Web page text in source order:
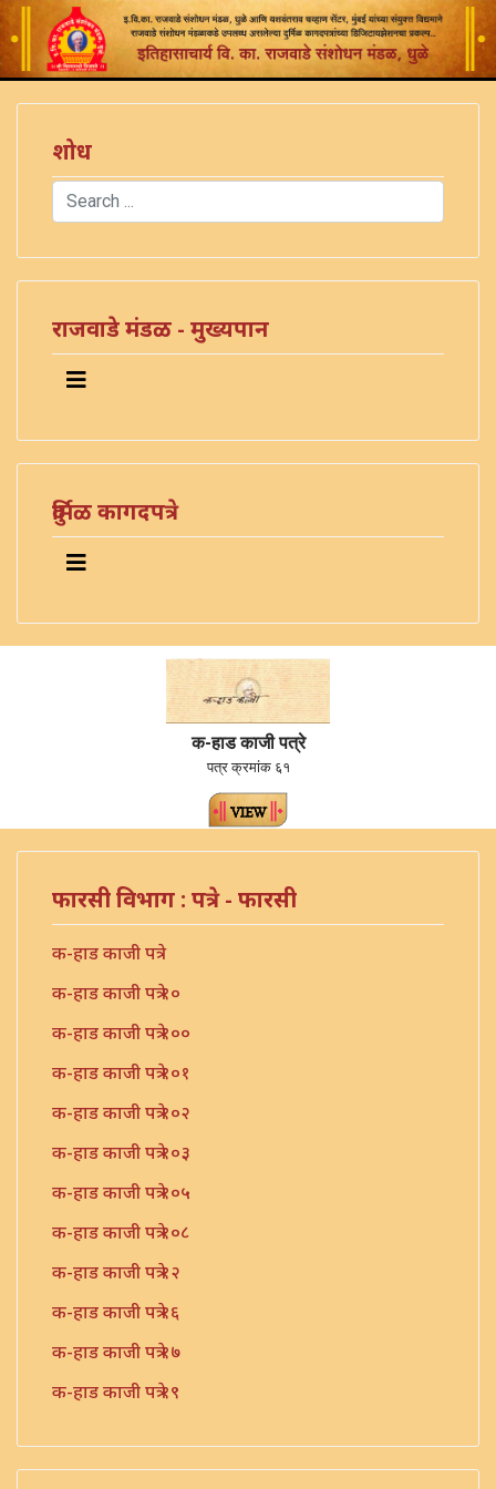
शोध
Search
राजवाडे मंडळ - मुख्यपान
दुर्मिळ कागदपत्रे
क-हाड काजी पत्रे
पत्र क्रमांक ६१
फारसी विभाग : पत्रे - फारसी
क-हाड काजी पत्रे
क-हाड काजी पत्रे १०
क-हाड काजी पत्रे १००
क-हाड काजी पत्रे १०१
क-हाड काजी पत्रे १०२
क-हाड काजी पत्रे १०३
क-हाड काजी पत्रे १०५
क-हाड काजी पत्रे १०८
क-हाड काजी पत्रे १२
क-हाड काजी पत्रे १६
क-हाड काजी पत्रे १७
क-हाड काजी पत्रे १९
क-हाड काजी पत्रे २२